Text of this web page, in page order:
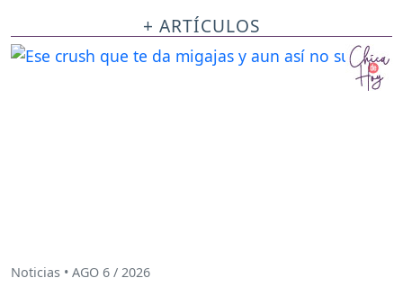
+ ARTÍCULOS
Noticias • AGO 6 / 2026